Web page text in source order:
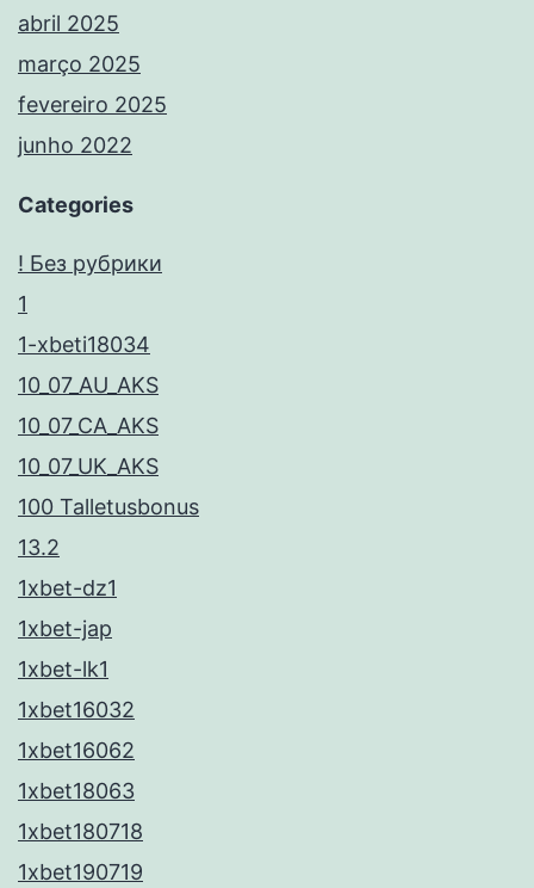
abril 2025
março 2025
fevereiro 2025
junho 2022
Categories
! Без рубрики
1
1-xbeti18034
10_07_AU_AKS
10_07_CA_AKS
10_07_UK_AKS
100 Talletusbonus
13.2
1xbet-dz1
1xbet-jap
1xbet-lk1
1xbet16032
1xbet16062
1xbet18063
1xbet180718
1xbet190719